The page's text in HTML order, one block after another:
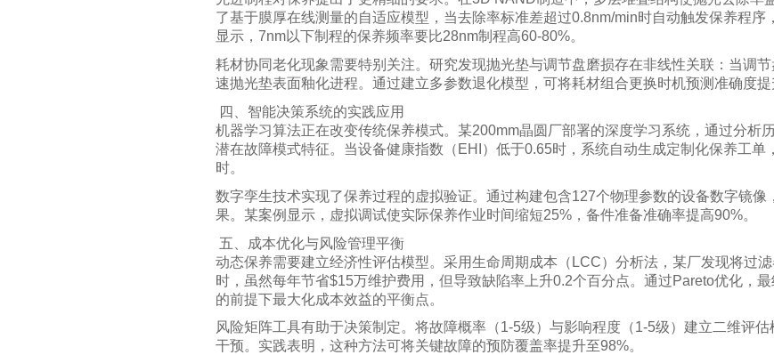
了基于膜厚在线测量的自适应模型，当去除率标准差超过0.8nm/min时自动触发保养程序
显示，7nm以下制程的保养频率要比28nm制程高60-80%。
耗材协同老化现象需要特别关注。研究发现抛光垫与调节盘磨损存在非线性关联：当调
速抛光垫表面釉化进程。通过建立多参数退化模型，可将耗材组合更换时机预测准确度提
四、智能决策系统的实践应用
机器学习算法正在改变传统保养模式。某200mm晶圆厂部署的深度学习系统，通过分析
潜在故障模式特征。当设备健康指数（EHI）低于0.65时，系统自动生成定制化保养工
时。
数字孪生技术实现了保养过程的虚拟验证。通过构建包含127个物理参数的设备数字镜像
果。某案例显示，虚拟调试使实际保养作业时间缩短25%，备件准备准确率提高90%。
五、成本优化与风险管理平衡
动态保养需要建立经济性评估模型。采用生命周期成本（LCC）分析法，某厂发现将过
时，虽然每年节省$15万维护费用，但导致缺陷率上升0.2个百分点。通过Pareto优化，
的前提下最大化成本效益的平衡点。
风险矩阵工具有助于决策制定。将故障概率（1-5级）与影响程度（1-5级）建立二维评
干预。实践表明，这种方法可将关键故障的预防覆盖率提升至98%。